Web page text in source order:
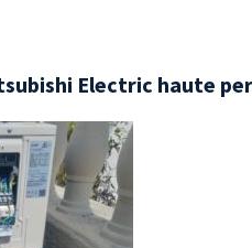
Electric haute